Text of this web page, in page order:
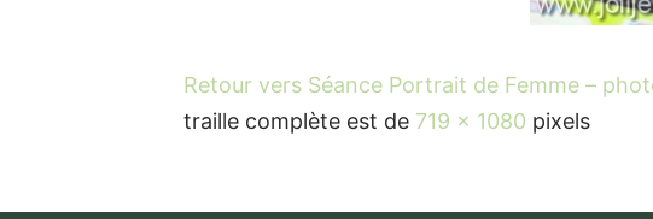
Retour vers Séance Portrait de Femme –
traille complète est de 719 × 1080 pixels